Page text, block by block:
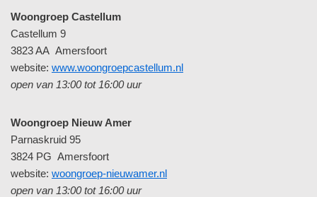
Woongroep Castellum
Castellum 9
3823 AA Amersfoort
website: www.woongroepcastellum.nl
open van 13:00 tot 16:00 uur
Woongroep Nieuw Amer
Parnaskruid 95
3824 PG Amersfoort
website: woongroep-nieuwamer.nl
open van 13:00 tot 16:00 uur